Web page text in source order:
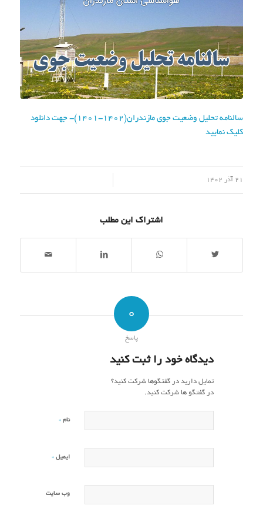
سالنامه تحلیل وضعیت جوی مازندران(1402-1401)- جهت دانلود
کلیک نمایید
21 آذر 1402
اشتراک این مطلب
0
پاسخ
دیدگاه خود را ثبت کنید
تمایل دارید در گفتگوها شرکت کنید؟
در گفتگو ها شرکت کنید.
نام *
ایمیل *
وب‌ سایت